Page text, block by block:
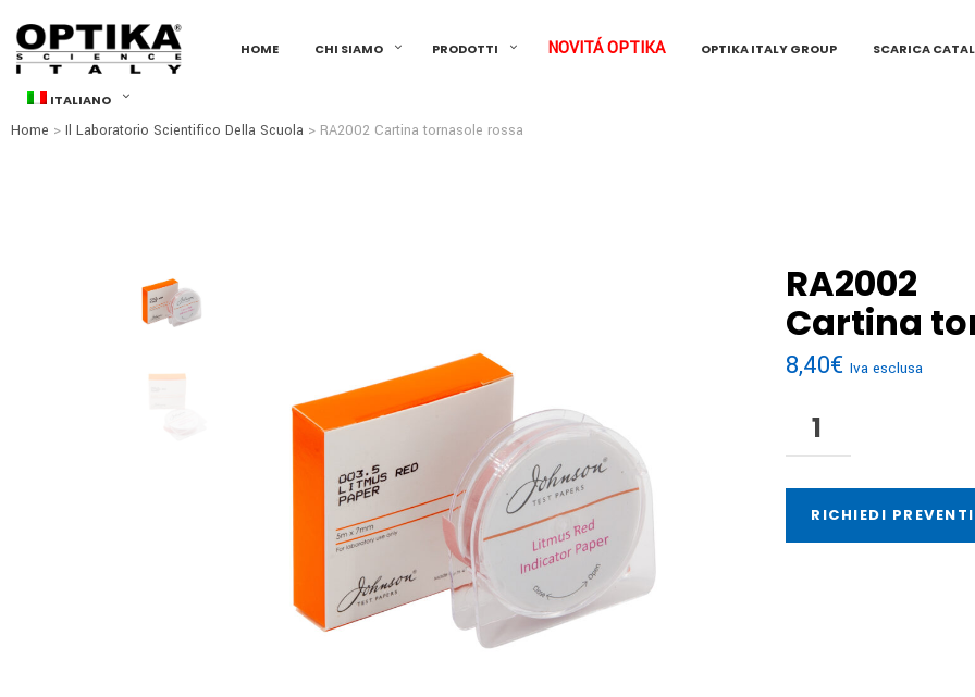
HOME CHI SIAMO PRODOTTI NOVITÁ OPTIKA OPTIKA ITALY GROUP SCARICA
ITALIANO
Home > Il Laboratorio Scientifico Della Scuola > RA2002 Cartina tornasole rossa
RA2002
Cartina
8,40€ Iva esclusa
RICHIEDI